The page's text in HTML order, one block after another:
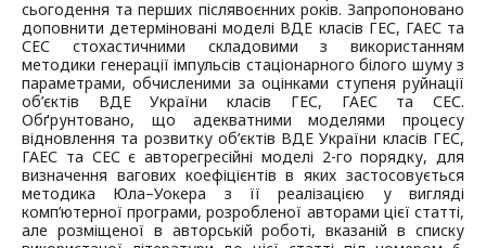
сьогодення та перших післявоєнних років. Запропоновано
доповнити детерміновані моделі ВДЕ класів ГЕС, ГАЕС та
СЕС стохастичними складовими з використанням
методики генерації імпульсів стаціонарного білого шуму з
параметрами, обчисленими за оцінками ступеня руйнації
об’єктів ВДЕ України класів ГЕС, ГАЕС та СЕС.
Обґрунтовано, що адекватними моделями процесу
відновлення та розвитку об’єктів ВДЕ України класів ГЕС,
ГАЕС та СЕС є авторегресійні моделі 2-го порядку, для
визначення вагових коефіцієнтів в яких застосовується
методика Юла–Уокера з її реалізацією у вигляді
комп’ютерної програми, розробленої авторами цієї статті,
але розміщеної в авторській роботі, вказаній в списку